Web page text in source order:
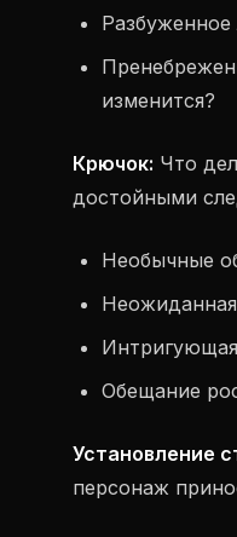
изменится?
Крючок: Что
достойными
Необычные
Неожиданная
Обещание
Установление
персонаж